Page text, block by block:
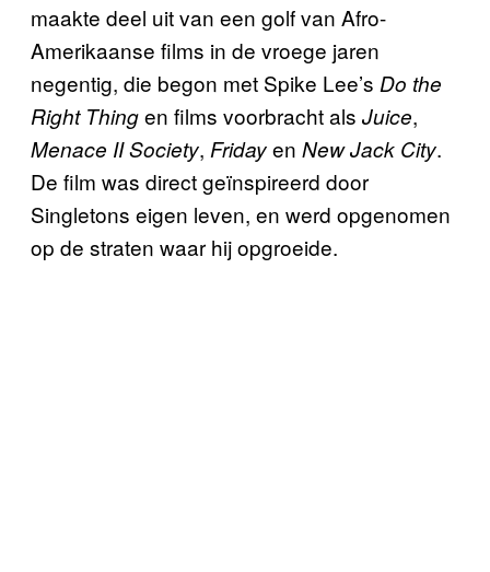
maakte deel uit van een golf van Afro-
Amerikaanse films in de vroege jaren
negentig, die begon met Spike Lee’s Do the
Right Thingen films voorbracht als Juice,
Menace II Society, Fridayen New Jack City.
De film was direct geïnspireerd door
Singletons eigen leven, en werd opgenomen
op de straten waar hij opgroeide.